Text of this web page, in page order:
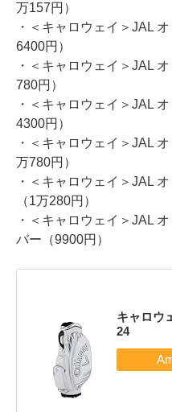
万157円）
・＜キャロウェイ＞JAL
6400円）
・＜キャロウェイ＞JAL
780円）
・＜キャロウェイ＞JAL
4300円）
・＜キャロウェイ＞JAL
万780円）
・＜キャロウェイ＞JAL
（1万280円）
・＜キャロウェイ＞JAL
バー（9900円）
キャロウ
24